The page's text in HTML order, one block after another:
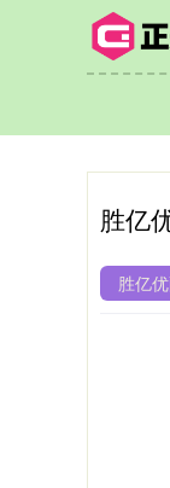
胜亿
胜亿